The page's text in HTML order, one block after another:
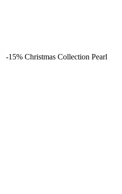
-15% Christmas Collection Pearl